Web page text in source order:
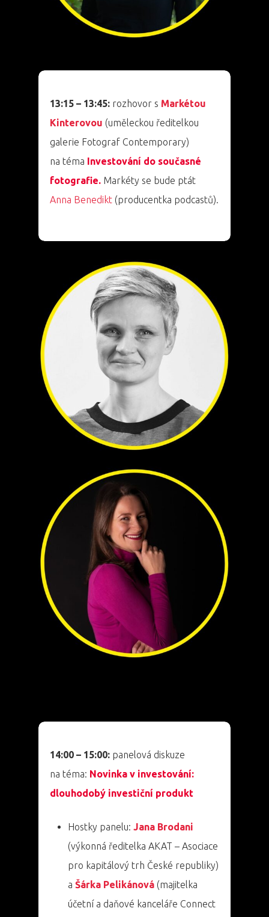
13:15 – 13:45: rozhovor s Markétou
Kinterovou (uměleckou ředitelkou
galerie Fotograf Contemporary)
na téma Investování do současné
fotografie. Markéty se bude ptát
Anna Benedikt (producentka podcastů).
14:00 – 15:00: panelová diskuze
na téma: Novinka v investování:
dlouhodobý investiční produkt
Hostky panelu:Jana Brodani
(výkonná ředitelka AKAT – Asociace
pro kapitálový trh České republiky)
aŠárka Pelikánová (majitelka
účetní a daňové kanceláře Connect